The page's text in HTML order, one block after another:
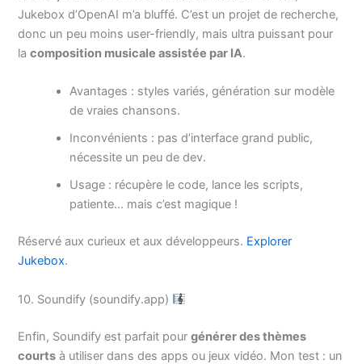
Jukebox d’OpenAI m’a bluffé. C’est un projet de recherche,
donc un peu moins user-friendly, mais ultra puissant pour
lacomposition musicale assistée par IA.
Avantages : styles variés, génération sur modèle
de vraies chansons.
Inconvénients : pas d’interface grand public,
nécessite un peu de dev.
Usage : récupère le code, lance les scripts,
patiente… mais c’est magique !
Réservé aux curieux et aux développeurs. Explorer
Jukebox.
10. Soundify (soundify.app)
Enfin, Soundify est parfait pourgénérer des thèmes
courts à utiliser dans des apps ou jeux vidéo. Mon test : un